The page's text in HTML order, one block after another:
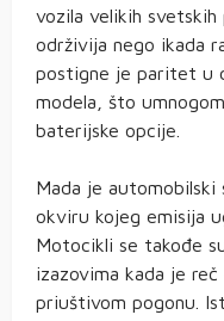
vozila velikih
održivija nego ikada
postigne je paritet u
modela, što
baterijske opcije.
Mada je
okviru kojeg emisija
Motocikli se takođe
izazovima kada je
priuštivom pogonu.